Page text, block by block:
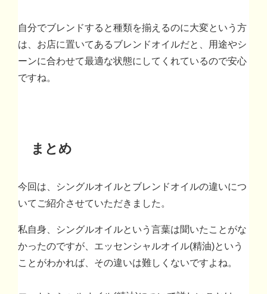
自分でブレンドすると種類を揃えるのに大変という方
は、お店に置いてあるブレンドオイルだと、用途やシ
ーンに合わせて最適な状態にしてくれているので安心
ですね。
まとめ
今回は、シングルオイルとブレンドオイルの違いにつ
いてご紹介させていただきました。
私自身、シングルオイルという言葉は聞いたことがな
かったのですが、エッセンシャルオイル(精油)という
ことがわかれば、その違いは難しくないですよね。